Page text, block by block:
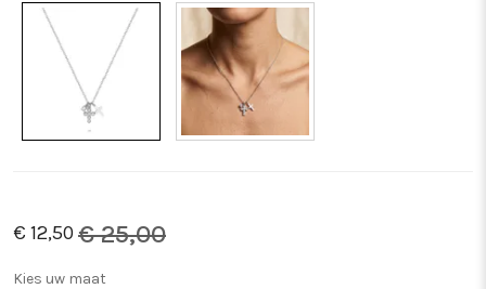
€ 25,00
€ 12,50
Kies uw maat